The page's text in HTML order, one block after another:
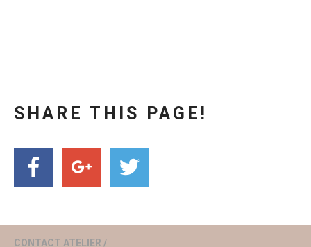
SHARE THIS PAGE!
CONTACT ATELIER /